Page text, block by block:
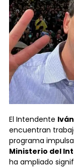
El Intendente
encuentran
programa
Ministerio del
ha ampliado